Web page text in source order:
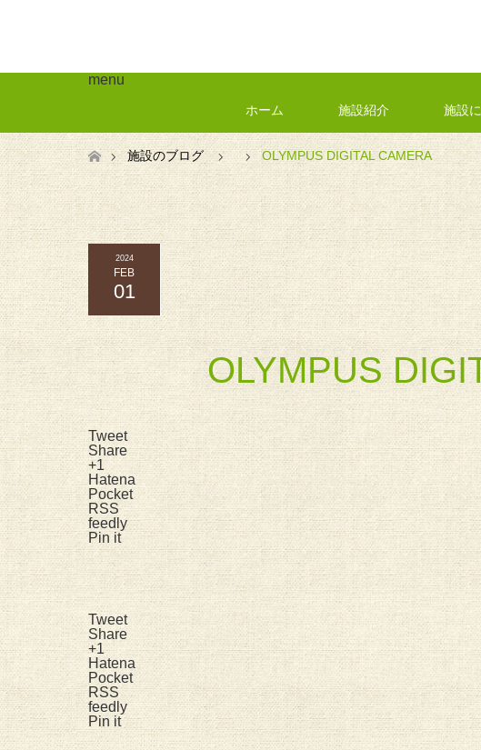
menu
ホーム 施設紹介 施設
ホーム施設のブログ OLYMPUS DIGITAL CAMERA
2024
FEB
01
OLYMPUS
Tweet
Share
+1
Hatena
Pocket
RSS
feedly
Pin it
Tweet
Share
+1
Hatena
Pocket
RSS
feedly
Pin it